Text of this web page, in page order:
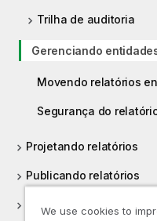
Trilha de auditoria
Gerenciando
Movendo relatórios
Segurança do
Projetando relatórios
Publicando relatórios
We use cookies to